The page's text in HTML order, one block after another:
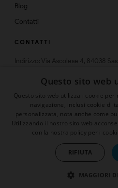
Blog
Contatti
CONTATTI
Email: info@multistrato.com
© 2026 | Tutti i diritti sono
Sito protetto da reCAPTCHA.
Presenta un "Amico" ed
Questo sito web
Questo sito web utilizza i cookie
navigazione, inclusi cookie di
personalizzata, nota anche come
Utilizzando il nostro sito web
con la nostra policy per i
RIFIUTA
MAGGIORI